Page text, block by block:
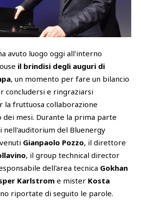
Academy
Cattedra Universidad Europea
Esports
SHOP
PHOTOGALLERY
avuto luogo oggi all'interno
il brindisi degli auguri di
, un momento per fare un bilancio
concludersi e ringraziarsi
la fruttuosa collaborazione
dei mesi. Durante la prima parte
nell'auditorium del Bluenergy
Gianpaolo Pozzo, il direttore
, il group technical director
dell'area tecnica Gokhan
Karlstrom e mister Kosta
riportate di seguito le parole.